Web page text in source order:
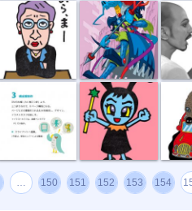
制作例 “展覧... 悪魔ちゃん オオ
… 150 151 152 153 154